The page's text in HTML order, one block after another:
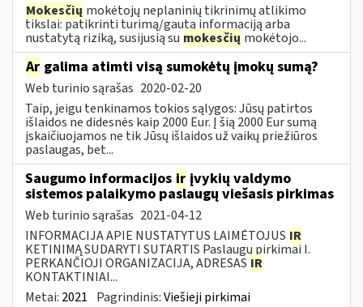
Mokesčių mokėtojų neplaninių tikrinimų atlikimo
tikslai: patikrinti turimą/gautą informaciją arba
nustatytą riziką, susijusią su mokesčių mokėtojo...
Ar galima atimti visą sumokėtų įmokų sumą?
Web turinio sąrašas 2020-02-20
Taip, jeigu tenkinamos tokios sąlygos: Jūsų patirtos
išlaidos ne didesnės kaip 2000 Eur. Į šią 2000 Eur sumą
įskaičiuojamos ne tik Jūsų išlaidos už vaikų priežiūros
paslaugas, bet...
Saugumo informacijos ir įvykių valdymo
sistemos palaikymo paslaugų viešasis pirkimas
Web turinio sąrašas 2021-04-12
INFORMACIJA APIE NUSTATYTUS LAIMĖTOJUS IR
KETINIMĄ SUDARYTI SUTARTIS Paslaugų pirkimai I.
PERKANČIOJI ORGANIZACIJA, ADRESAS IR
KONTAKTINIAI...
Metai: 2021 Pagrindinis:Viešieji pirkimai